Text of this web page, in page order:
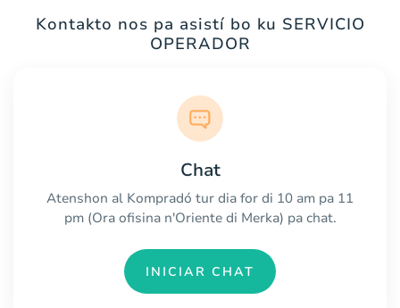
Kontakto nos pa asistí bo ku SERVICIO
OPERADOR
Chat
Atenshon al Kompradó tur dia for di 10 am pa 11
pm (Ora ofisina n'Oriente di Merka) pa chat.
INICIAR CHAT